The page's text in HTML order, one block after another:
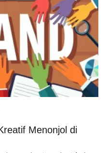
Menonjol di